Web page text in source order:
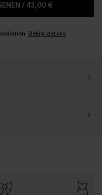
/ 43,00 €
Bekijk details